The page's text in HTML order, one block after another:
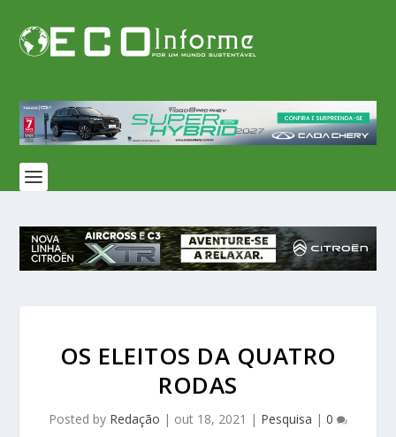
OS ELEITOS DA QUATRO
RODAS
Posted by Redação | out 18, 2021 | Pesquisa | 0